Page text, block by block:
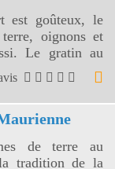
est goûteux, le
oignons et
Le gratin au
bien les diots,
A déguster
de Savoie
de terre au
tradition de la